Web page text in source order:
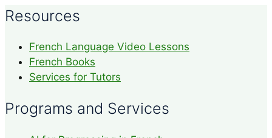
Resources
French Language Video Lessons
French Books
Services for Tutors
Programs and Services